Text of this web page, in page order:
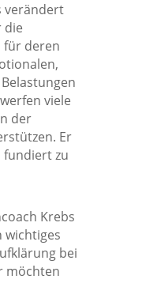
verändert
die
für deren
viele
der
Er
zu
Krebs
wichtiges
bei
möchten